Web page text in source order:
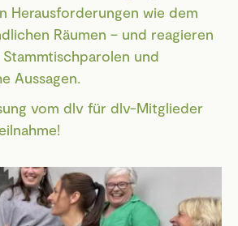
Herausforderungen wie dem
Räumen – und reagieren
und
Aussagen.
vom dlv für dlv-Mitglieder